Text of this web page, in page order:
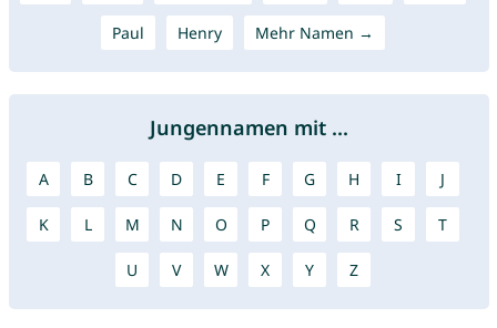
Paul Henry Mehr Namen →
Jungennamen mit ...
A B C D E F G H I J
K L M N O P Q R S T
U V W X Y Z